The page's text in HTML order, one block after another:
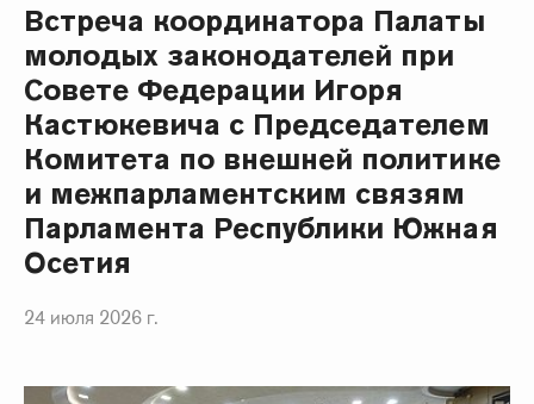
Встреча координатора Палаты
молодых законодателей при
Совете Федерации Игоря
Кастюкевича с Председателем
Комитета по внешней политике
и межпарламентским связям
Парламента Республики Южная
Осетия
24 июля 2026 г.